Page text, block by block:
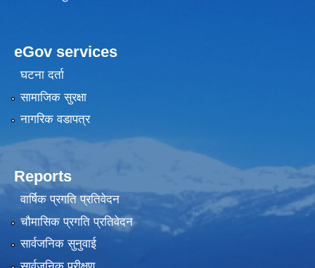
eGov services
घटना दर्ता
सामाजिक सुरक्षा
नागरिक वडापत्र
Reports
वार्षिक प्रगति प्रतिवेदन
चौमासिक प्रगति प्रतिवेदन
सार्वजनिक सुनुवाई